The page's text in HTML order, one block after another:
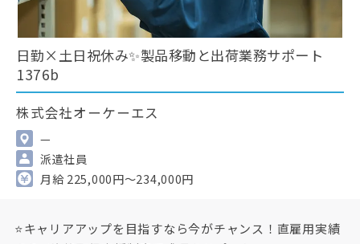
日勤×土日祝休み✨製品移動と出荷業務サポート
1376b
株式会社オーケーエス
—
派遣社員
月給 225,000円～234,000円
⭐キャリアアップを目指すなら今がチャンス！直雇用実績